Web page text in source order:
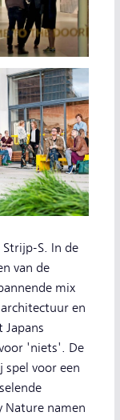
S. In de
van de
mix
en
'niets'. De
spel voor een
Nature namen